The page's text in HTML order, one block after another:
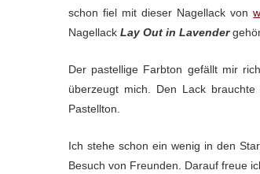
schon fiel mit dieser Nagellack von
Nagellack Lay Out in Lavender
Der pastellige Farbton gefällt mir
überzeugt mich. Den Lack
Pastellton.
Ich stehe schon ein wenig in den
Besuch von Freunden. Darauf freue